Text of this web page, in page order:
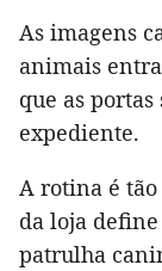
As imagens
animais
que as
expediente.
A rotina é
da loja define
patrulha